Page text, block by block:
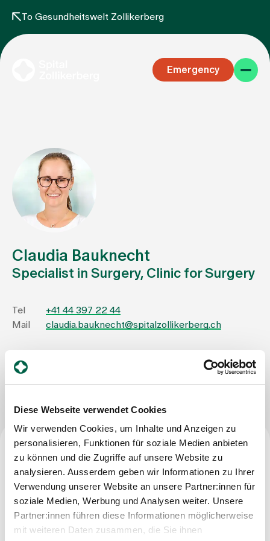
Diese Webseite verwendet Cookies
Wir verwenden Cookies, um Inhalte und Anzeigen zu
personalisieren, Funktionen für soziale Medien anbieten
zu können und die Zugriffe auf unsere Website zu
analysieren. Ausserdem geben wir Informationen zu Ihrer
Verwendung unserer Website an unsere Partner:innen für
soziale Medien, Werbung und Analysen weiter. Unsere
Partner:innen führen diese Informationen möglicherweise
mit weiteren Daten zusammen, die Sie ihnen
To Gesundheitswelt Zollikerberg
Emergency
Specialist areas
Stay
Team
Latest news
Jobs & Career
Contact us
Baby gallery
Blog
Claudia Bauknecht
Specialist in Surgery, Clinic for Surgery
Tel
+41 44 397 22 44
Mail
claudia.bauknecht@spitalzollikerberg.ch
Profession
Certified nursing specialist FH
Training and further education